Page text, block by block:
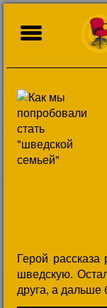
Герой
шведскую.
друга, а дальше